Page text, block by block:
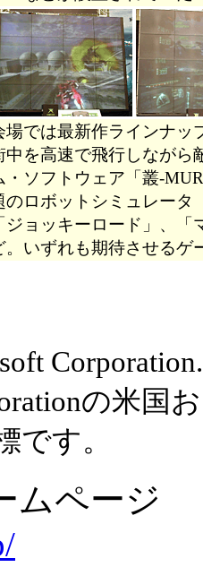
場では最新作ラインナッ
中を高速で飛行しながら
・ソフトウェア「叢-
のロボットシミュレータ
ジョッキーロード」、
。いずれも期待させるゲ
の米国
です。
ムページ